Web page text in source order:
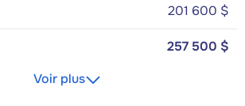
201 600 $
257 500 $
Voir plus